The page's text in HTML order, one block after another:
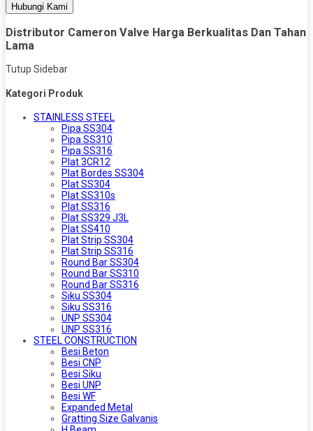
Hubungi Kami
Distributor Cameron Valve Harga Berkualitas Dan Tahan
Lama
Tutup Sidebar
Kategori Produk
STAINLESS STEEL
Pipa SS304
Pipa SS310
Pipa SS316
Plat 3CR12
Plat Bordes SS304
Plat SS304
Plat SS310s
Plat SS316
Plat SS329 J3L
Plat SS410
Plat Strip SS304
Plat Strip SS316
Round Bar SS304
Round Bar SS310
Round Bar SS316
Siku SS304
Siku SS316
UNP SS304
UNP SS316
STEEL CONSTRUCTION
Besi Beton
Besi CNP
Besi Siku
Besi UNP
Besi WF
Expanded Metal
Gratting Size Galvanis